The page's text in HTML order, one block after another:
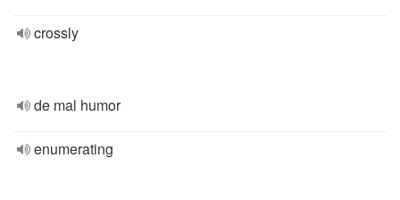
crossly
de mal humor
enumerating